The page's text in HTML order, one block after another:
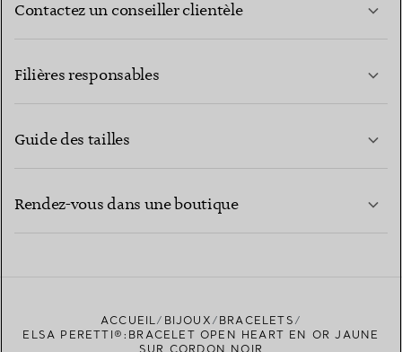
Contactez un conseiller clientèle
Filières responsables
Guide des tailles
Rendez-vous dans une boutique
TROUVEZ LA BOUTIQUE LA PLUS PROCHE
ACCUEIL BIJOUX
BRACELETS
ELSA PERETTI®:BRACELET OPEN HEART EN OR JAUNE
SUR CORDON NOIR